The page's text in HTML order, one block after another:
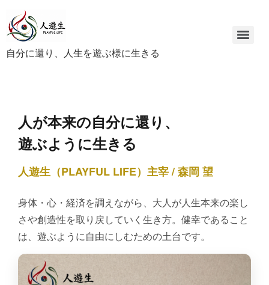
自分に還り、人生を遊ぶ様に生きる
人が本来の自分に還り、
遊ぶように生きる
人遊生（PLAYFUL LIFE）主宰 / 森岡 望
身体・心・経済を調えながら、大人が人生本来の楽し
さや創造性を取り戻していく生き方。健幸であること
は、遊ぶように自由にしむための土台です。